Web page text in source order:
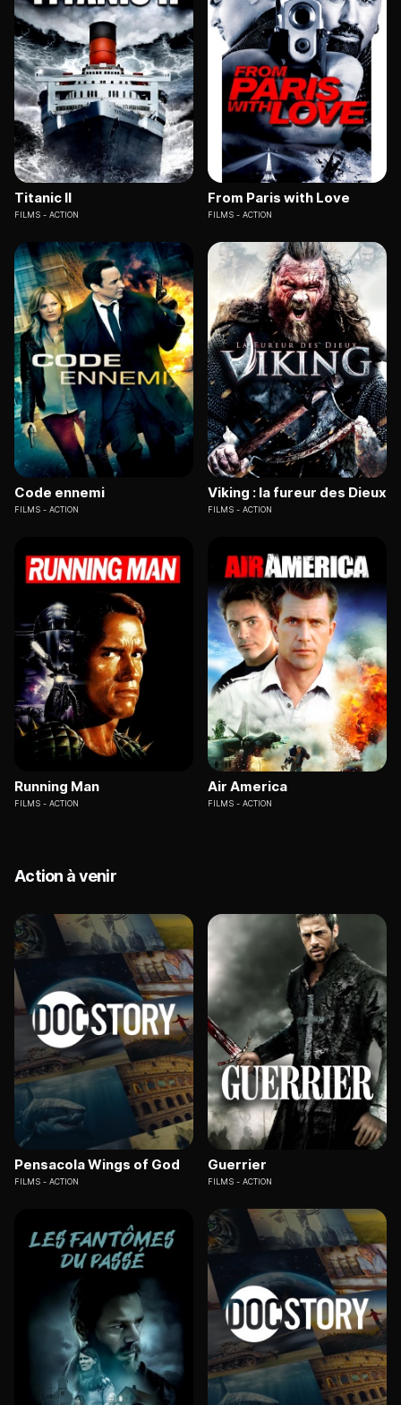
Titanic II
FILMS ACTION
From Paris with Love
FILMS ACTION
Code ennemi
FILMS ACTION
Viking : la fureur des Dieux
FILMS ACTION
Running Man
FILMS ACTION
Air America
FILMS ACTION
Action à venir
Pensacola Wings of God
FILMS ACTION
Guerrier
FILMS ACTION